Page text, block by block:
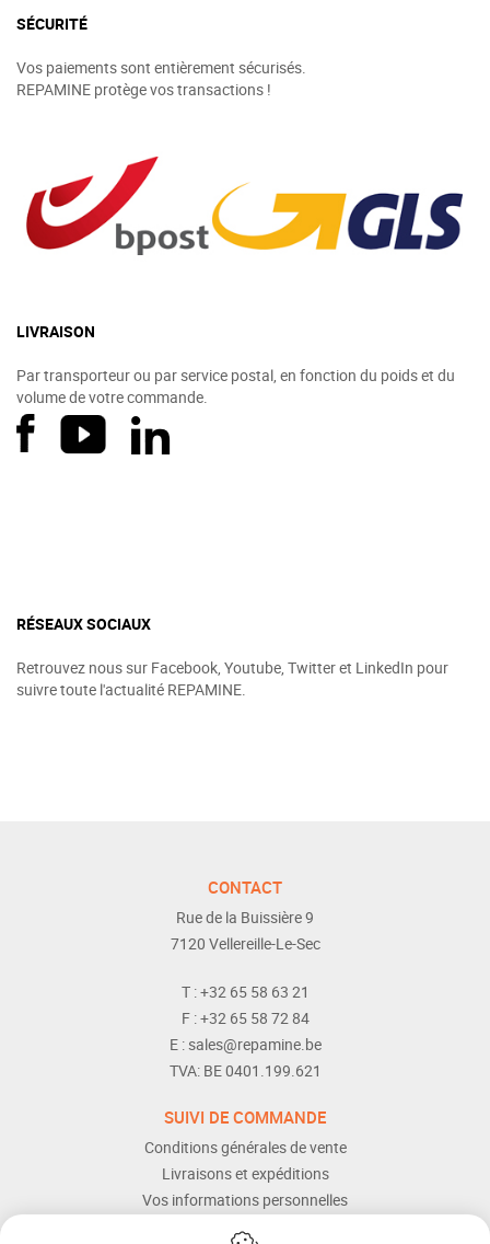
SÉCURITÉ
Vos paiements sont entièrement sécurisés.
REPAMINE protège vos transactions !
LIVRAISON
Par transporteur ou par service postal, en fonction du poids et du
volume de votre commande.
RÉSEAUX SOCIAUX
Retrouvez nous sur Facebook, Youtube, Twitter et LinkedIn pour
suivre toute l'actualité REPAMINE.
CONTACT
Rue de la Buissière 9
7120 Vellereille-Le-Sec
T :+32 65 58 63 21
F :+32 65 58 72 84
E :sales@repamine.be
TVA: BE 0401.199.621
SUIVI DE COMMANDE
Conditions générales de vente
Livraisons et expéditions
Vos informations personnelles
Modes de paiement